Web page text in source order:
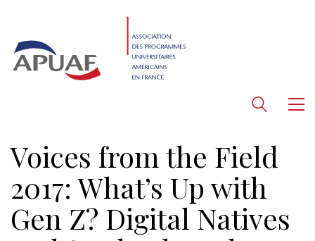
Voices from the Field
2017: What’s Up with
Gen Z? Digital Natives